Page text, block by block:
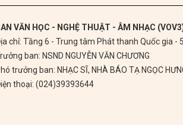
VĂN HỌC - NGHỆ THUẬT - ÂM NHẠC
chỉ: Tầng 6 - Trung tâm Phát thanh Quốc gia -
ban: NSND NGUYỄN VĂN CHƯƠNG
trưởng ban: NHẠC SĨ, NHÀ BÁO TẠ NGỌC
thoại: (024)39393644